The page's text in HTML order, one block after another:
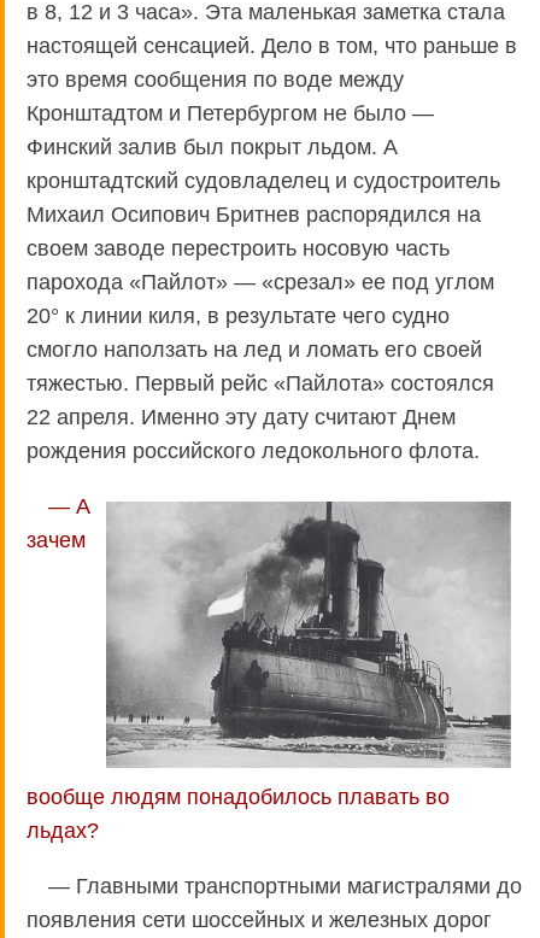
в 8, 12 и 3 часа». Эта маленькая заметка стала
настоящей сенсацией. Дело в том, что раньше в
это время сообщения по воде между
Кронштадтом и Петербургом не было —
Финский залив был покрыт льдом. А
кронштадтский судовладелец и судостроитель
Михаил Осипович Бритнев распорядился на
своем заводе перестроить носовую часть
парохода «Пайлот» — «срезал» ее под углом
20° к линии киля, в результате чего судно
смогло наползать на лед и ломать его своей
тяжестью. Первый рейс «Пайлота» состоялся
22 апреля. Именно эту дату считают Днем
рождения российского ледокольного флота.
— А
зачем
вообще людям понадобилось плавать во
льдах?
— Главными транспортными магистралями до
появления сети шоссейных и железных дорог